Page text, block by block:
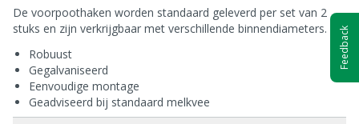
De voorpoothaken worden standaard geleverd per set van 2
stuks en zijn verkrijgbaar met verschillende binnendiameters.
Robuust
Gegalvaniseerd
Eenvoudige montage
Geadviseerd bij standaard melkvee
Feedback